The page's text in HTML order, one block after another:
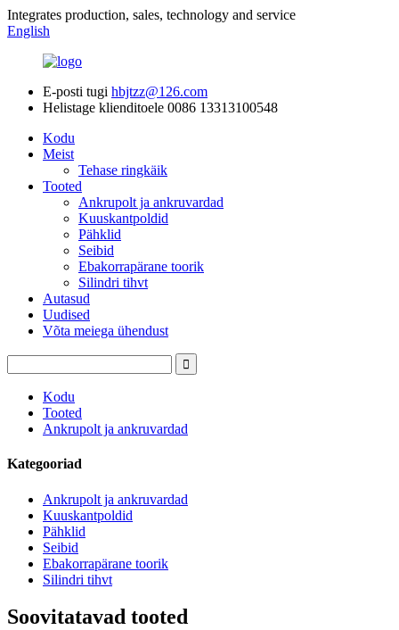
Integrates production, sales, technology and service
English
E-posti tugi hbjtzz@126.com
Helistage klienditoele 0086 13313100548
Kodu
Meist
Tehase ringkäik
Tooted
Ankrupolt ja ankruvardad
Kuuskantpoldid
Pähklid
Seibid
Ebakorrapärane toorik
Silindri tihvt
Autasud
Uudised
Võta meiega ühendust
Kodu
Tooted
Ankrupolt ja ankruvardad
Kategooriad
Ankrupolt ja ankruvardad
Kuuskantpoldid
Pähklid
Seibid
Ebakorrapärane toorik
Silindri tihvt
Soovitatavad tooted